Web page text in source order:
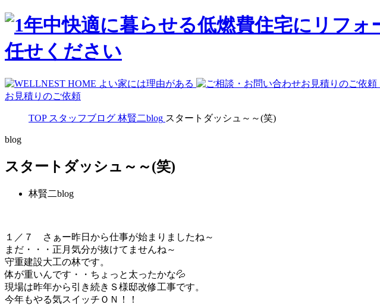
お見積りのご依頼
TOP スタッフブログ 林賢二blog スタートダッシュ～～(笑)
blog
スタートダッシュ～～(笑)
林賢二blog
１／７ さぁー昨日から仕事が始まりましたね～
まだ・・・正月気分が抜けてませんね～
守重建設大工の林です。
体が重いんです・・ちょっと太ったかな💦
現場は昨年から引き続きＳ様邸改修工事です。
今年もやる気スイッチＯＮ！！